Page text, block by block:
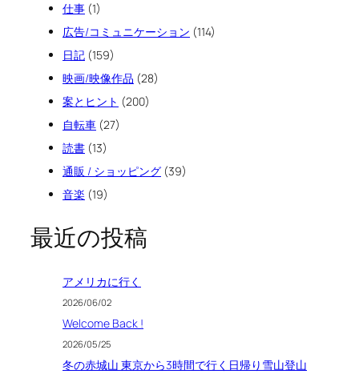
仕事 (1)
広告/コミュニケーション (114)
日記 (159)
映画/映像作品 (28)
案とヒント (200)
自転車 (27)
読書 (13)
通販 / ショッピング (39)
音楽 (19)
最近の投稿
アメリカに行く
2026/06/02
Welcome Back !
2026/05/25
冬の赤城山 東京から3時間で行く日帰り雪山登山